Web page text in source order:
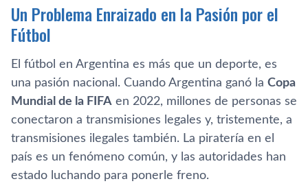
Un Problema Enraizado en la Pasión por el
Fútbol
El fútbol en Argentina es más que un deporte, es
una pasión nacional. Cuando Argentina ganó la Copa
Mundial de la FIFA en 2022, millones de personas se
conectaron a transmisiones legales y, tristemente, a
transmisiones ilegales también. La piratería en el
país es un fenómeno común, y las autoridades han
estado luchando para ponerle freno.